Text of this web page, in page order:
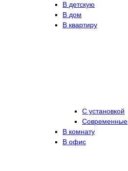
В детскую
В дом
В квартиру
С установкой
Современные
В комнату
В офис